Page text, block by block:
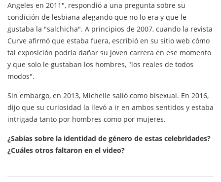
Angeles en 2011", respondió a una pregunta sobre su
condición de lesbiana alegando que no lo era y que le
gustaba la "salchicha". A principios de 2007, cuando la revista
Curve afirmó que estaba fuera, escribió en su sitio web cómo
tal exposición podría dañar su joven carrera en ese momento
y que solo le gustaban los hombres, "los reales de todos
modos".
Sin embargo, en 2013, Michelle salió como bisexual. En 2016,
dijo que su curiosidad la llevó a ir en ambos sentidos y estaba
intrigada tanto por hombres como por mujeres.
¿Sabías sobre la identidad de género de estas celebridades?
¿Cuáles otros faltaron en el video?